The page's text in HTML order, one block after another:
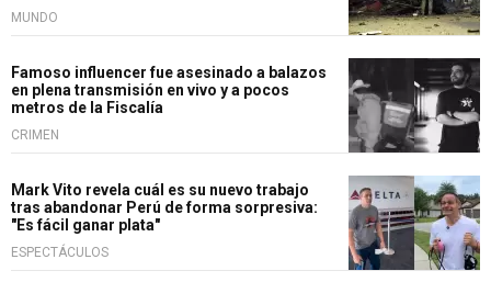
MUNDO
Famoso influencer fue asesinado a balazos
en plena transmisión en vivo y a pocos
metros de la Fiscalía
CRIMEN
Mark Vito revela cuál es su nuevo trabajo
tras abandonar Perú de forma sorpresiva:
"Es fácil ganar plata"
ESPECTÁCULOS